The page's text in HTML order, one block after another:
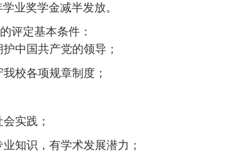
业奖学金减半发放。
评定基本条件：
中国共产党的领导；
校各项规章制度；
实践；
知识，有学术发展潜力；